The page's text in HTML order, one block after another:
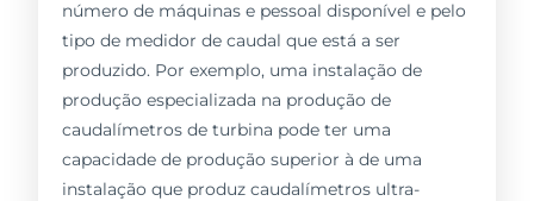
número de máquinas e pessoal disponível e pelo
tipo de medidor de caudal que está a ser
produzido. Por exemplo, uma instalação de
produção especializada na produção de
caudalímetros de turbina pode ter uma
capacidade de produção superior à de uma
instalação que produz caudalímetros ultra-